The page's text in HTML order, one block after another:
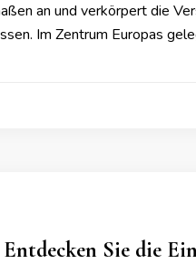
an und verkörpert die
Im Zentrum Europas
Sie die